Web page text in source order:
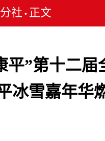
社 • 正文
平”第十二届
冰雪嘉年华